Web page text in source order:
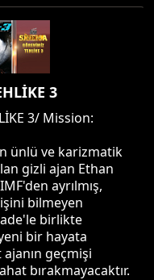
3
3/ Mission:
ünlü ve karizmatik
gizli ajan Ethan
ayrılmış,
bilmeyen
birlikte
bir hayata
ajanın geçmişi
bırakmayacaktır.